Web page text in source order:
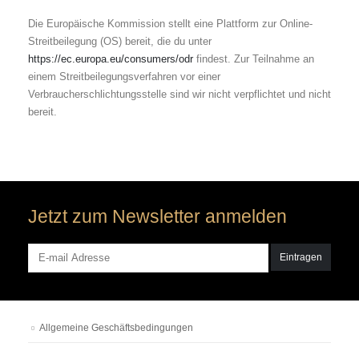
Die Europäische Kommission stellt eine Plattform zur Online-
Streitbeilegung (OS) bereit, die du unter
https://ec.europa.eu/consumers/odr findest. Zur Teilnahme an
einem Streitbeilegungsverfahren vor einer
Verbraucherschlichtungsstelle sind wir nicht verpflichtet und nicht
bereit.
Jetzt zum Newsletter anmelden
Allgemeine Geschäftsbedingungen